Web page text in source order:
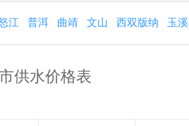
江 普洱 曲靖 文山 西双版纳 玉溪
供水价格表